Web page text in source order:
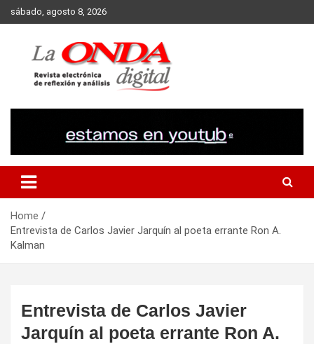
Skip
to
sábado, agosto 8, 2026
Home
Entrevista de Carlos Javier Jarquín al poeta errante Ron A.
Kalman
Entrevista de Carlos Javier
Jarquín al poeta errante Ron A.